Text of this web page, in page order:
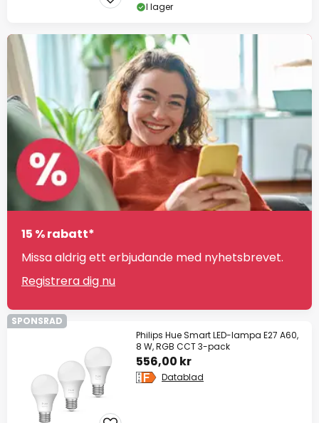
I lager
15 % rabatt*
Missa aldrig ett erbjudande med nyhetsbrevet.
Registrera dig nu
SPONSRAD
Philips Hue Smart LED-lampa E27 A60,
8 W, RGB CCT 3-pack
556,00 kr
Datablad